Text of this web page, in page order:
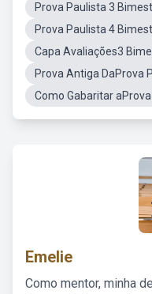
Prova Paulista 3
Prova Paulista 4
Capa Avaliações3
Prova Antiga DaProva
Como Gabaritar
Emelie
Como mentor, minha